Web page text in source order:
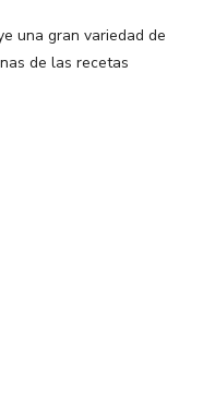
una gran variedad de
de las recetas